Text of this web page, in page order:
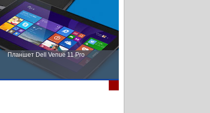
Планшет Dell Venue 11 Pro